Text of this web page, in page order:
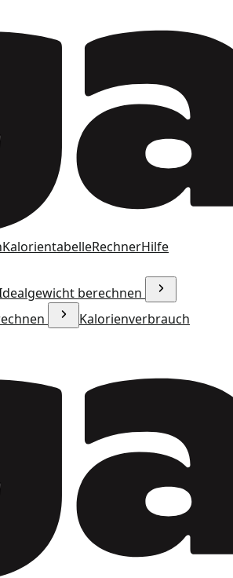
KalorientabelleRechnerHilfe
berechnen
Kalorienverbrauch